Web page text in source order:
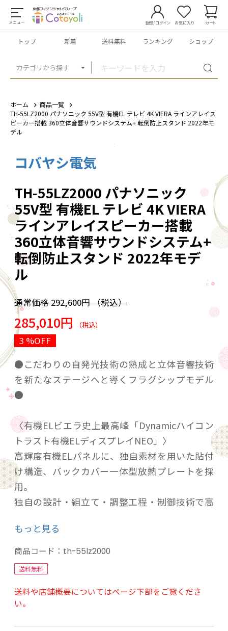
メニュー
カテゴリから探す
登録/ログイン お気に入り カート
トップ 新着 送料無料 ランキング ショップ
ホーム
商品一覧
TH-55LZ2000 パナソニック 55V型 有機EL テレビ 4K VIERA ラインアレイス
ピーカー搭載 360立体音響サウンドシステム+ 転倒防止スタンド 2022年モ
デル
コバヤシ電気
TH-55LZ2000 パナソニック
55V型 有機EL テレビ 4K VIERA
ラインアレイスピーカー搭載
360立体音響サウンドシステム+
転倒防止スタンド 2022年モデ
ル
通常価格292,600円（税込）
285,010円 （税込）
3 %OFF
●こだわりの自発光技術の熟成と立体音響技術
を新たなステージへと導くフラグシップモデル
●
〈有機ELビエラ史上最高峰「Dynamicハイコン
トラスト有機ELディスプレイNEO」〉
高輝度有機ELパネルに、独自素材を用いた貼付
け構造、バックカバー一体型放熱プレートを採
用。
独自の設計・組立て・調整工程・制御技術で高
〈新たにラインアレイスピーカーも搭載「360立
体音響サウンドシステム+」〉
新搭載のラインアレイスピーカーにより空間上
の音の定位感がより明確に、イネーブルドスピ
ーカーとワイドスピーカーにより音が上下左右
に広がり、部屋中が音に包まれる圧倒的な臨場
もっと見る
商品コード： th-55lz2000
送料無料
送料や店舗概要についてはページ下部をご覧くださ
い。